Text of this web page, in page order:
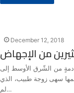
December 12, 2018
من الإجهاض
قادمةٍ من الشّرق الأوسط إلى
سهى زوجة طبيب، الذي
لم…